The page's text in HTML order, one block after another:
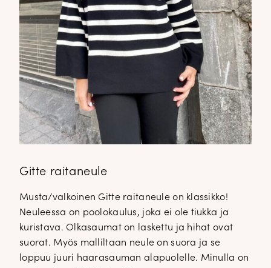
Gitte raitaneule
Musta/valkoinen Gitte raitaneule on klassikko!
Neuleessa on poolokaulus, joka ei ole tiukka ja
kuristava. Olkasaumat on laskettu ja hihat ovat
suorat. Myös malliltaan neule on suora ja se
loppuu juuri haarasauman alapuolelle. Minulla on